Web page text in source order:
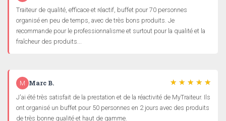
Traiteur de qualité, efficace et réactif, buffet pour 70 personnes
organisé en peu de temps, avec de très bons produits. Je
recommande pour le professionnalisme et surtout pour la qualité et la
fraîcheur des produits...
M Marc B.
J'ai été très satisfait de la prestation et de la réactivité de MyTraiteur. Ils
ont organisé un buffet pour 50 personnes en 2 jours avec des produits
de très bonne qualité et haut de gamme.